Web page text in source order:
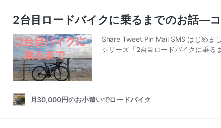
2台目ロードバイクに乗るまでのお話―
Share Tweet Pin Mail SMS はじめま
シリーズ「2台目ロードバイクに乗
月30,000円のお小遣いでロードバイク